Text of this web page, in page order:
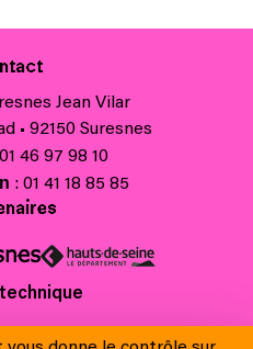
Jean Vilar
• 92150 Suresnes
46 97 98 10
: 01 41 18 85 85